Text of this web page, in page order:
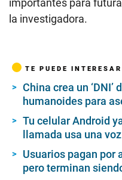
importantes para
la investigadora.
TE PUEDE INTERESAR
China crea un
humanoides para
Tu celular Android
llamada usa una
Usuarios pagan por
pero terminan